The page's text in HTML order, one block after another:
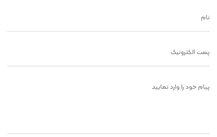
نام
پست الکترونیک
پیام خود را وارد نمایید